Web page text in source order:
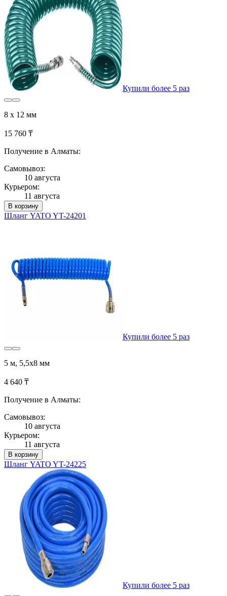
Купили более 5 раз
8 x 12 мм
15 760 ₸
Получение в Алматы:
Самовывоз:
10 августа
Курьером:
11 августа
В корзину
Шланг YATO YT-24201
Купили более 5 раз
5 м, 5,5х8 мм
4 640 ₸
Получение в Алматы:
Самовывоз:
10 августа
Курьером:
11 августа
В корзину
Шланг YATO YT-24225
Купили более 5 раз